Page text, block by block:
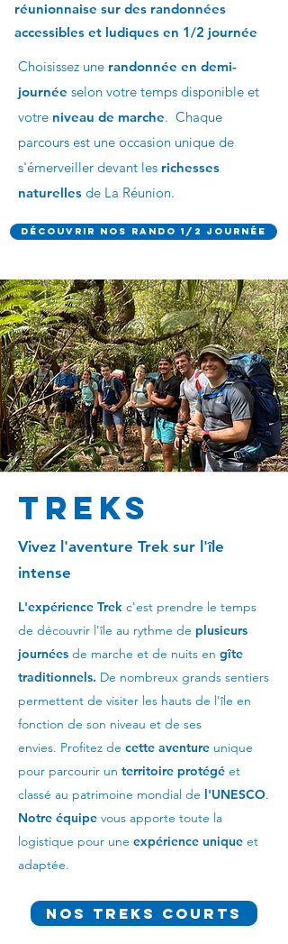
réunionnaise sur des randonnées
accessibles et ludiques en 1/2 journée
Choisissez une randonnée en demi-
journée selon votre temps disponible et
votre niveau de marche. Chaque
parcours est une occasion unique de
s'émerveiller devant les richesses
naturelles de La Réunion.
Découvrir nos rando 1/2 journée
TrekS
Vivez l'aventure Trek sur l'île
intense
L'expérience Trek c'est prendre le temps
de découvrir l'île au rythme de plusieurs
journées de marche et de nuits en gîte
traditionnels. De nombreux grands sentiers
permettent de visiter les hauts de l'île en
fonction de son niveau et de ses
envies. Profitez de cette aventure unique
pour parcourir un territoire protégé et
classé au patrimoine mondial de l'UNESCO.
Notre équipe vous apporte toute la
logistique pour une expérience unique et
adaptée.
Nos treks courts